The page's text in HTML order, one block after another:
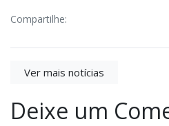
Compartilhe:
Ver mais notícias
Deixe um